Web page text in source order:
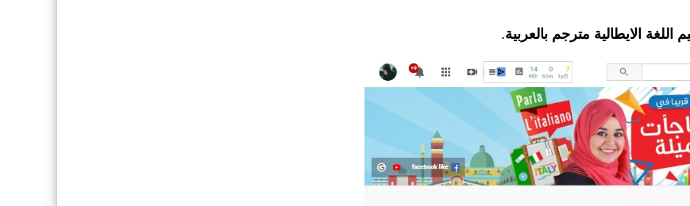
اللغة الايطالية مترجم بالعربية.